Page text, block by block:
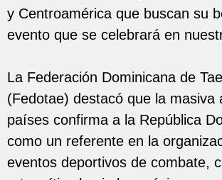
y Centroamérica que buscan su
evento que se celebrará en
La Federación Dominicana de
(Fedotae) destacó que la masiva
países confirma a la República
como un referente en la
eventos deportivos de combate,